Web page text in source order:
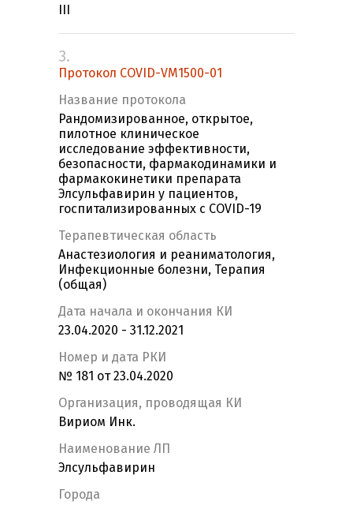
3.
Протокол COVID-VM1500-01
Название протокола
Рандомизированное, открытое,
пилотное клиническое
исследование эффективности,
безопасности, фармакодинамики и
фармакокинетики препарата
Элсульфавирин у пациентов,
госпитализированных с COVID-19
Терапевтическая область
Анастезиология и реаниматология,
Инфекционные болезни, Терапия
(общая)
Дата начала и окончания КИ
23.04.2020 - 31.12.2021
Номер и дата РКИ
№ 181 от 23.04.2020
Организация, проводящая КИ
Вириом Инк.
Наименование ЛП
Элсульфавирин
Города